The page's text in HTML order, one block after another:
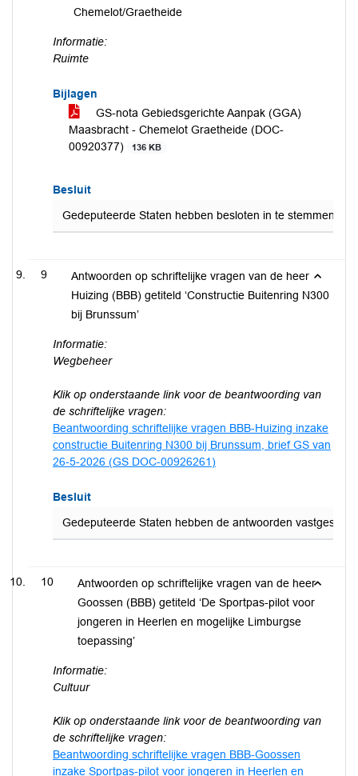
Chemelot/Graetheide
Informatie:
Ruimte
Bijlagen
GS-nota Gebiedsgerichte Aanpak (GGA)
Maasbracht - Chemelot Graetheide (DOC-
00920377)
136 KB
Besluit
Gedeputeerde Staten hebben besloten in te stemmen
9
Antwoorden op schriftelijke vragen van de heer
Huizing (BBB) getiteld ‘Constructie Buitenring N300
bij Brunssum’
Informatie:
Wegbeheer
Klik op onderstaande link voor de beantwoording van
de schriftelijke vragen:
Beantwoording schriftelijke vragen BBB-Huizing inzake
constructie Buitenring N300 bij Brunssum, brief GS van
26-5-2026 (GS DOC-00926261)
Besluit
Gedeputeerde Staten hebben de antwoorden
10
Antwoorden op schriftelijke vragen van de heer
Goossen (BBB) getiteld ‘De Sportpas-pilot voor
jongeren in Heerlen en mogelijke Limburgse
toepassing’
Informatie:
Cultuur
Klik op onderstaande link voor de beantwoording van
de schriftelijke vragen:
Beantwoording schriftelijke vragen BBB-Goossen
inzake Sportpas-pilot voor jongeren in Heerlen en